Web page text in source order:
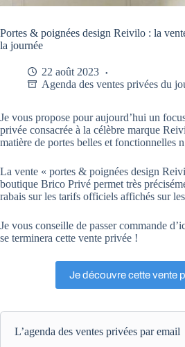
Portes & poignées design Reivilo : la
la journée
22 août 2023
Agenda des ventes privées du
Je vous propose pour aujourd’hui un
privée consacrée à la célèbre marque
matière de portes belles et fonctionnelles
La vente « portes & poignées design
boutique Brico Privé permet très
rabais sur les tarifs officiels affichés sur
Je vous conseille de passer commande
se terminera cette vente privée !
Je découvre cette vente
L’agenda des ventes privées par email